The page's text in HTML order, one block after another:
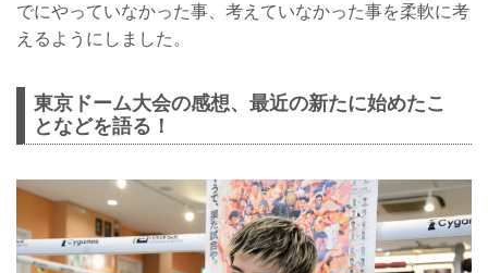
でにやっていなかった事、考えていなかった事を柔軟に考
えるようにしました。
東京ドーム大会の感想、最近の新たに始めたこ
となどを語る！